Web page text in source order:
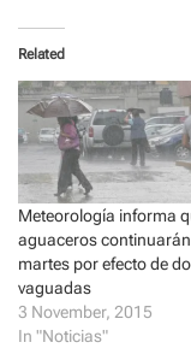
t
o
s
a
r
e
o
n
T
w
i
t
t
e
r
O
p
e
n
a
r
e
o
n
F
a
c
e
b
o
o
k
O
p
Related
Meteorología informa
aguaceros
martes por efecto de
vaguadas
3 November, 2015
In "Noticias"